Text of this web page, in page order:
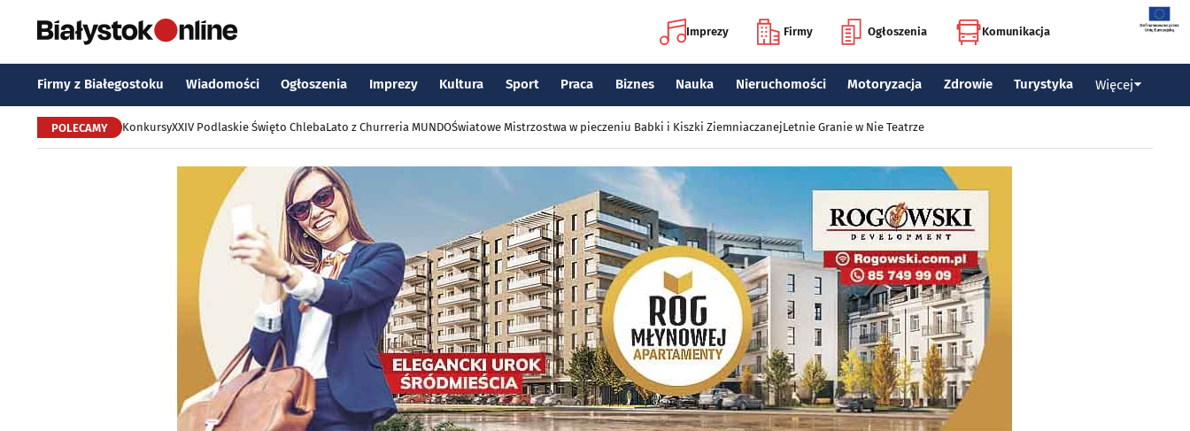
Imprezy Firmy Ogłoszenia Komunikacja
Firmy z Białegostoku Wiadomości Ogłoszenia Imprezy Kultura Sport Praca Biznes Nauka Nieruchomości Motoryzacja Zdrowie Turystyka Więcej
POLECAMY KonkursyXXIV Podlaskie Święto ChlebaLato z Churreria MUNDOŚwiatowe Mistrzostwa w pieczeniu Babki i Kiszki ZiemniaczanejLetnie Granie w Nie Teatrze